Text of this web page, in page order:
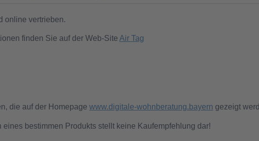
online vertrieben.
finden Sie auf der Web-Site Air Tag
die auf der Homepage www.digitale-wohnberatung.bayern gezeigt
eines bestimmen Produkts stellt keine Kaufempfehlung dar!